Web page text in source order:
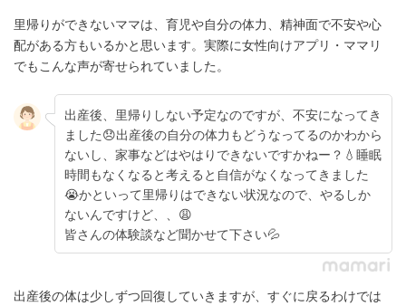
里帰りができないママは、育児や自分の体力、精神面で不安や心
配がある方もいるかと思います。実際に女性向けアプリ・ママリ
でもこんな声が寄せられていました。
出産後、里帰りしない予定なのですが、不安になってき
ました😞出産後の自分の体力もどうなってるのかわから
ないし、家事などはやはりできないですかねー？💧睡眠
時間もなくなると考えると自信がなくなってきました
😭かといって里帰りはできない状況なので、やるしか
ないんですけど、、😩
皆さんの体験談など聞かせて下さい💦
出産後の体は少しずつ回復していきますが、すぐに戻るわけでは